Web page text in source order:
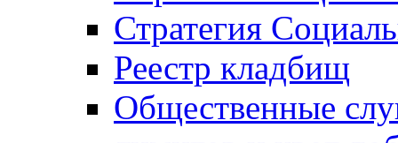
Стратегия
Реестр кладбищ
Общественные